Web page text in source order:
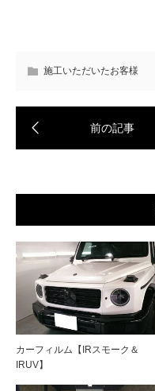
施工いただいたお客様
カーフィルム【IRスモーク＆
IRUV】